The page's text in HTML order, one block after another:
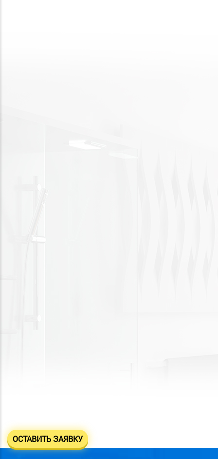
ОСТАВИТЬ ЗАЯВКУ